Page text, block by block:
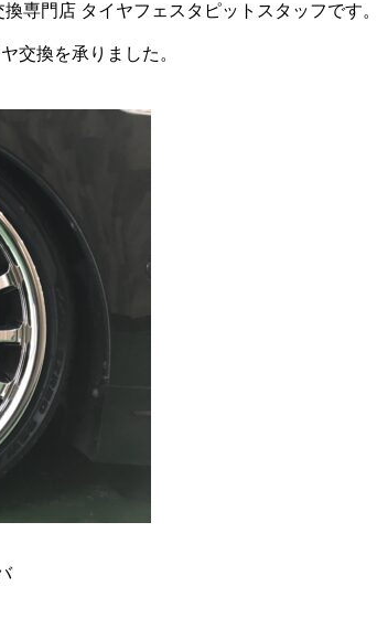
専門店‬ タイヤフェスタピットスタッフです。
交換を承りました。